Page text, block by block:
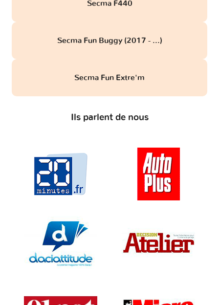
Secma F440
Secma Fun Buggy (2017 - ...)
Secma Fun Extre'm
Ils parlent de nous